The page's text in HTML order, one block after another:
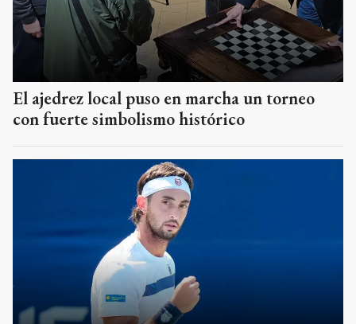
El ajedrez local puso en marcha un torneo
con fuerte simbolismo histórico